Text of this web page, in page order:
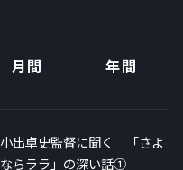
月間 年間
小出卓史監督に聞く 「さよ
ならララ」の深い話①